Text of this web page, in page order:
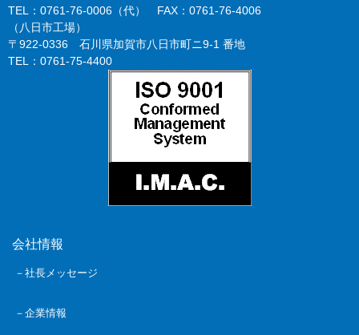
TEL：0761-76-0006（代） FAX：0761-76-4006
（八日市工場）
〒922-0336 石川県加賀市八日市町ニ9-1 番地
TEL：0761-75-4400
会社情報
－社長メッセージ
－企業情報